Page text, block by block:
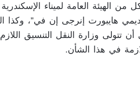
من الهيئة العامة لميناء
هايبورت إنرجى إن في”، وكذا
تتولى وزارة النقل التنسيق
في هذا الشأن.